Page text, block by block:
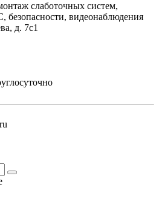
слаботочных систем,
видеонаблюдения
д. 7с1